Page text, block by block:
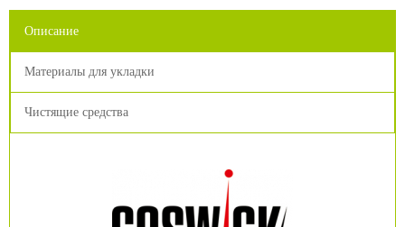
Описание
Материалы для укладки
Чистящие средства